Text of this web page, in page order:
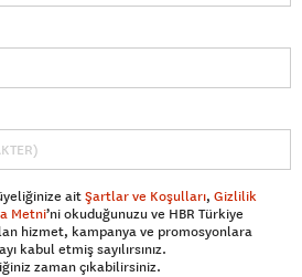
aitŞartlar ve Koşulları, Gizlilik
Metni’ni okuduğunuzu ve HBR Türkiye
hizmet, kampanya ve promosyonlara
kabul etmiş sayılırsınız.
zaman çıkabilirsiniz.